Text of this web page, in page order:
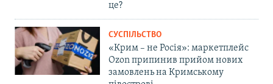
це?
СУСПІЛЬСТВО
«Крим – не Росія»: маркетплейс
Ozon припинив прийом нових
замовлень на Кримському